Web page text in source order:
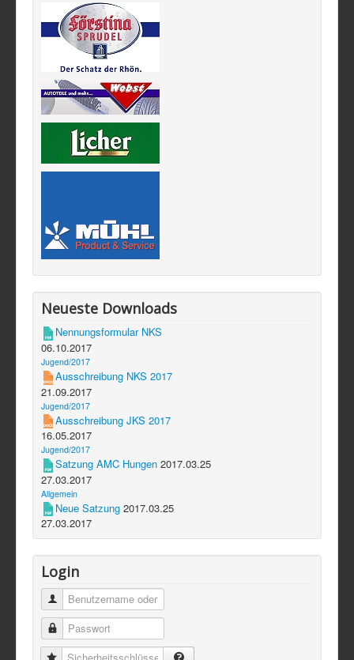
Neueste Downloads
Nennungsformular NKS
06.10.2017
Jugend/2017
Ausschreibung NKS 2017
21.09.2017
Jugend/2017
Ausschreibung JKS 2017
16.05.2017
Jugend/2017
Satzung AMC Hungen 2017.03.25
27.03.2017
Allgemein
Neue Satzung 2017.03.25
27.03.2017
Login